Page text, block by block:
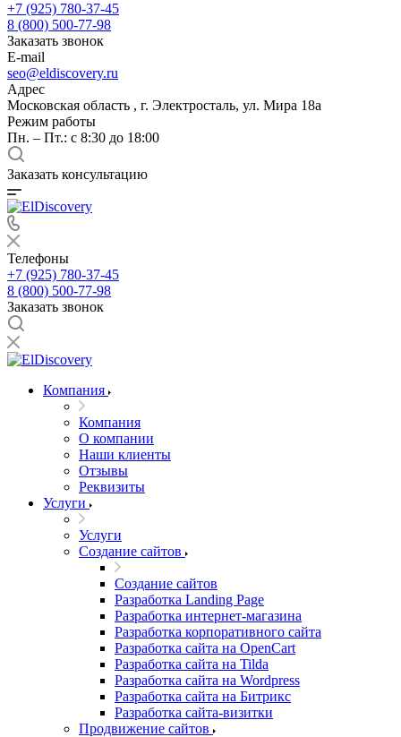
+7 (925) 780-37-45
8 (800) 500-77-98
Заказать звонок
E-mail
seo@eldiscovery.ru
Адрес
Московская область , г. Электросталь, ул. Мира 18а
Режим работы
Пн. – Пт.: с 8:30 до 18:00
Заказать консультацию
Телефоны
+7 (925) 780-37-45
8 (800) 500-77-98
Заказать звонок
Компания
Компания
О компании
Наши клиенты
Отзывы
Реквизиты
Услуги
Услуги
Создание сайтов
Создание сайтов
Разработка Landing Page
Разработка интернет-магазина
Разработка корпоративного сайта
Разработка сайта на OpenCart
Разработка сайта на Tilda
Разработка сайта на Wordpress
Разработка сайта на Битрикс
Разработка сайта-визитки
Продвижение сайтов